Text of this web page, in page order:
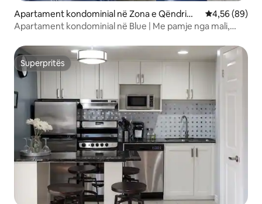
Apartament kondominial në Zona e Qëndrimit
në Malin e Blu
Vlerësimi
4,56 (89)
Apartament kondominial në Blue | Me pamje nga mali,
Superpritës
Superpritës